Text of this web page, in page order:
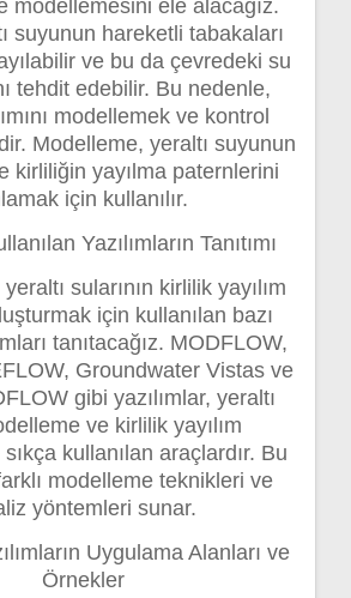
modellemesini ele alacağız.
suyunun hareketli tabakaları
ve bu da çevredeki su
tehdit edebilir. Bu nedenle,
modellemek ve kontrol
Modelleme, yeraltı suyunun
kirliliğin yayılma paternlerini
için kullanılır.
Yazılımların Tanıtımı
sularının kirlilik yayılım
için kullanılan bazı
tanıtacağız. MODFLOW,
Groundwater Vistas ve
gibi yazılımlar, yeraltı
ve kirlilik yayılım
kullanılan araçlardır. Bu
modelleme teknikleri ve
yöntemleri sunar.
Uygulama Alanları ve
Örnekler